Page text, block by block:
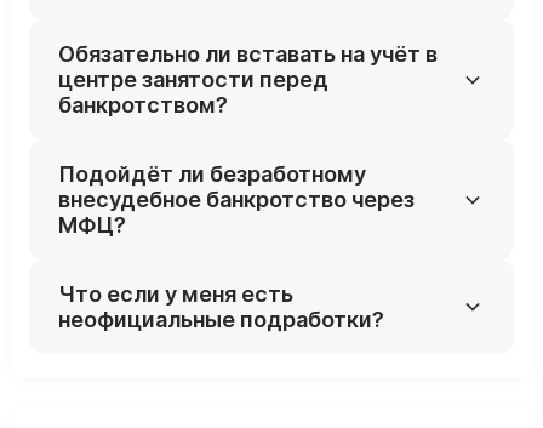
банкротиться, главное — подтвердить
просрочку и невозможность платить по
обязательствам.
Обязательно ли вставать на учёт в
центре занятости перед
банкротством?
размере пособия помогает подтвердить
отсутствие дохода.
Подойдёт ли безработному
внесудебное банкротство через
МФЦ?
пристав закрыл исполнительные
производства из‑за отсутствия имущества
Что если у меня есть
неофициальные подработки?